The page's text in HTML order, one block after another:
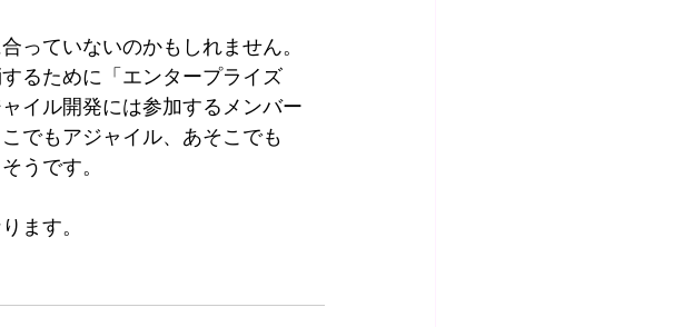
ていないのかもしれません。
るために「エンタープライズ
イル開発には参加するメンバー
でもアジャイル、あそこでも
うです。
ます。